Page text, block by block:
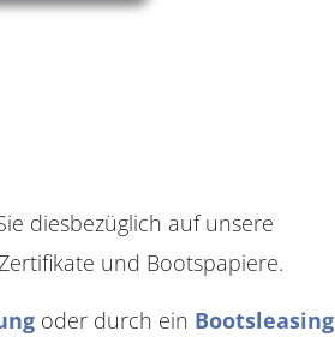
diesbezüglich auf unsere
und Bootspapiere.
oder durch ein Bootsleasing